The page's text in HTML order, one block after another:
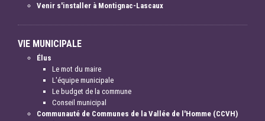
Venir s'installer à Montignac-Lascaux
VIE MUNICIPALE
Élus
Le mot du maire
L'équipe municipale
Le budget de la commune
Conseil municipal
Communauté de Communes de la Vallée de l'Homme (CCVH)